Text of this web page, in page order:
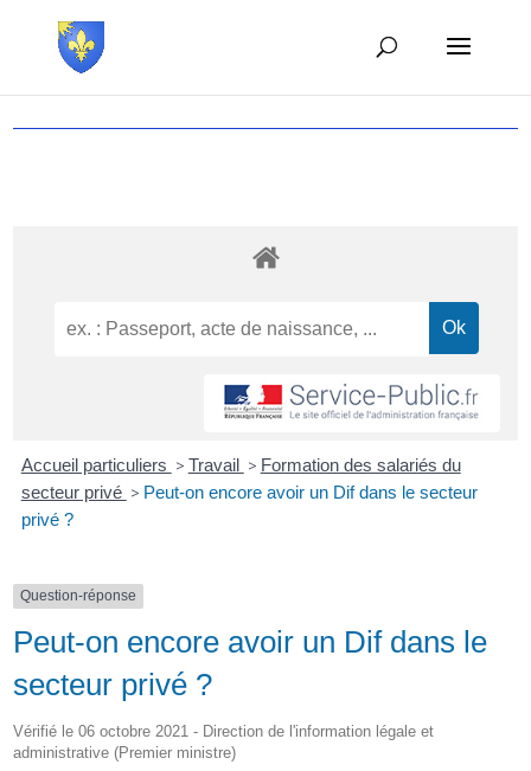
Accueil particuliers > Travail > Formation des salariés du
secteur privé > Peut-on encore avoir un Dif dans le secteur
privé ?
Question-réponse
Peut-on encore avoir un Dif dans le
secteur privé ?
Vérifié le 06 octobre 2021 - Direction de l'information légale et
administrative (Premier ministre)